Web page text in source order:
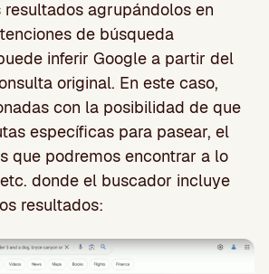
agrupándolos en
de búsqueda
inferir Google a partir del
original. En este caso,
con la posibilidad de que
específicas para pasear, el
que podremos encontrar a lo
donde el buscador incluye
resultados: